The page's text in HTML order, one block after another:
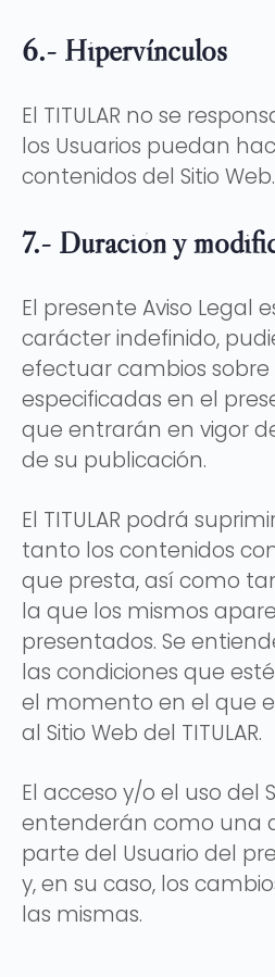
6.- Hipervínculos
El TITULAR no se
los Usuarios puedan
contenidos del Sitio Web.
7.- Duración y
El presente Aviso Legal
carácter indefinido,
efectuar cambios sobre
especificadas en el
que entrarán en vigor
de su publicación.
El TITULAR podrá
tanto los contenidos
que presta, así como
la que los mismos
presentados. Se
las condiciones que
el momento en el que
al Sitio Web del TITULAR.
El acceso y/o el uso del
entenderán como una
parte del Usuario del
y, en su caso, los
las mismas.